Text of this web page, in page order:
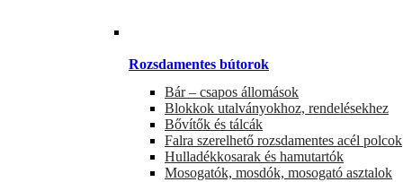
Rozsdamentes bútorok
Bár – csapos állomások
Blokkok utalványokhoz, rendelésekhez
Bővítők és tálcák
Falra szerelhető rozsdamentes acél polcok
Hulladékkosarak és hamutartók
Mosogatók, mosdók, mosogató asztalok